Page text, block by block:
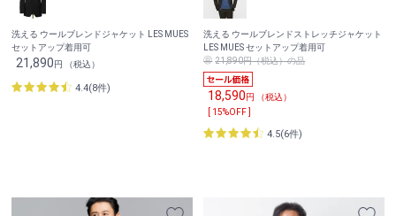
洗える ウールブレンドジャケット LES MUES
セットアップ着用可
21,890円 （税込）
4.4(8件)
洗える ウールブレンドストレッチジャケット
LES MUES セットアップ着用可
21,890円（税込）の品
18,590円 （税込）
[ 15%OFF ]
4.5(6件)